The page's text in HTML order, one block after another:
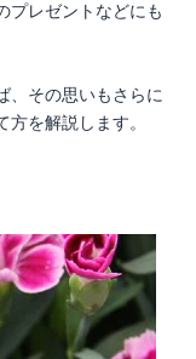
プレゼントなどにも
、その思いもさらに
を解説します。